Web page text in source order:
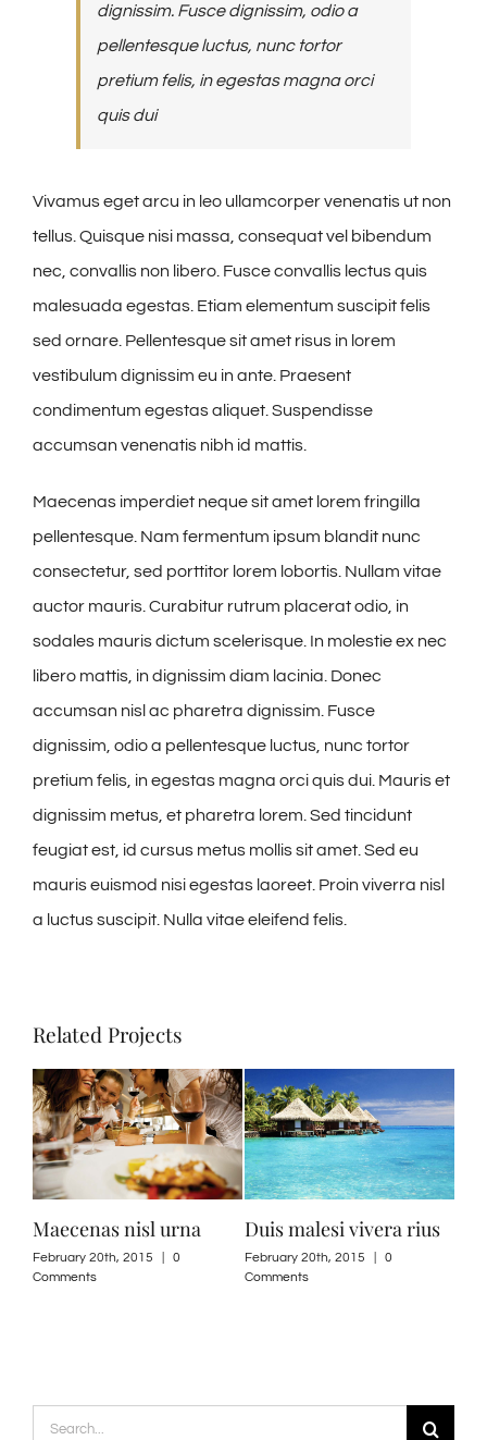
dignissim. Fusce dignissim, odio a
pellentesque luctus, nunc tortor
pretium felis, in egestas magna orci
quis dui
Vivamus eget arcu in leo ullamcorper venenatis ut non
tellus. Quisque nisi massa, consequat vel bibendum
nec, convallis non libero. Fusce convallis lectus quis
malesuada egestas. Etiam elementum suscipit felis
sed ornare. Pellentesque sit amet risus in lorem
vestibulum dignissim eu in ante. Praesent
condimentum egestas aliquet. Suspendisse
accumsan venenatis nibh id mattis.
Maecenas imperdiet neque sit amet lorem fringilla
pellentesque. Nam fermentum ipsum blandit nunc
consectetur, sed porttitor lorem lobortis. Nullam vitae
auctor mauris. Curabitur rutrum placerat odio, in
sodales mauris dictum scelerisque. In molestie ex nec
libero mattis, in dignissim diam lacinia. Donec
accumsan nisl ac pharetra dignissim. Fusce
dignissim, odio a pellentesque luctus, nunc tortor
pretium felis, in egestas magna orci quis dui. Mauris et
dignissim metus, et pharetra lorem. Sed tincidunt
feugiat est, id cursus metus mollis sit amet. Sed eu
mauris euismod nisi egestas laoreet. Proin viverra nisl
a luctus suscipit. Nulla vitae eleifend felis.
Related Projects
Maecenas nisl urna
February 20th, 2015
0
Comments
Duis malesi vivera rius
February 20th, 2015
0
Comments
Search